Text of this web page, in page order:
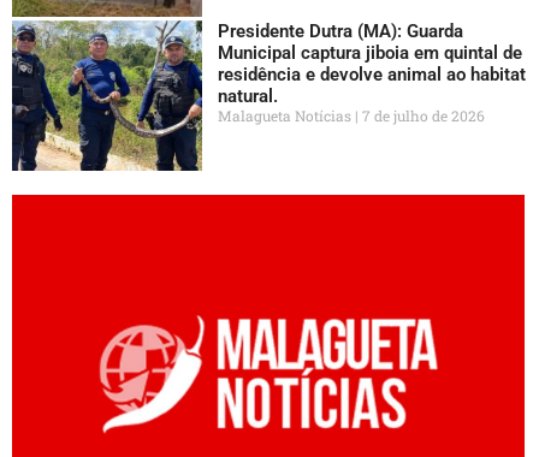
Presidente Dutra (MA): Guarda
Municipal captura jiboia em quintal de
residência e devolve animal ao habitat
natural.
Malagueta Notícias 7 de julho de 2026